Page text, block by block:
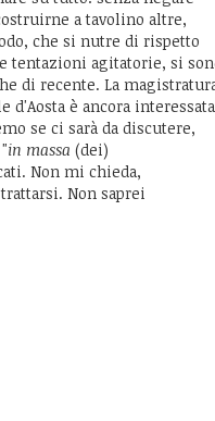
a tavolino altre,
che si nutre di rispetto
tentazioni agitatorie, si
di recente. La
d'Aosta è ancora
se ci sarà da discutere,
in massa (dei)
Non mi chieda,
Non saprei